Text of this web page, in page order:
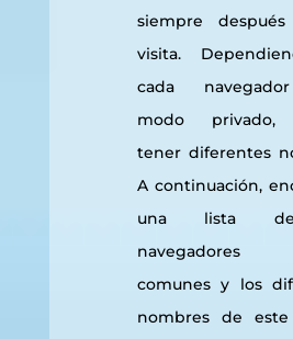
siempre
visita.
cada
modo privado,
tener diferentes
A continuación,
una lista
comunes y los
nombres de este